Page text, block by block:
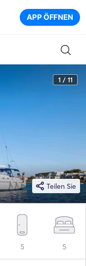
APP ÖFFNEN
1 / 11
Teilen Sie
5 5